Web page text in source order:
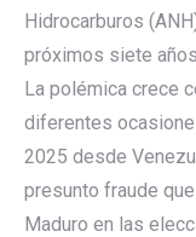
Hidrocarburos
próximos siete
La polémica crece
diferentes
2025 desde
presunto fraude
Maduro en las